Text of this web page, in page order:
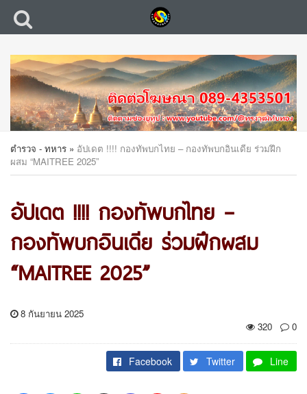
ตำรวจ - ทหาร » อัปเดต !!!! กองทัพบกไทย – กองทัพบกอินเดีย ร่วมฝึก
ผสม “MAITREE 2025”
อัปเดต !!!! กองทัพบกไทย –
กองทัพบกอินเดีย ร่วมฝึกผสม
“MAITREE 2025”
8 กันยายน 2025
320
0
Facebook Twitter Line